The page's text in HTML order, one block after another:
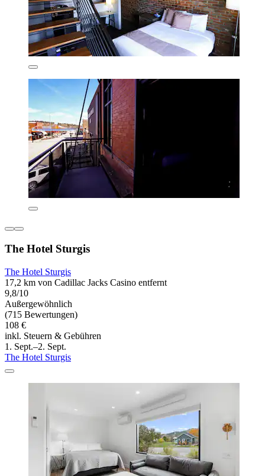
The Hotel Sturgis
The Hotel Sturgis
17,2 km von Cadillac Jacks Casino entfernt
9,8/10
Außergewöhnlich
(715 Bewertungen)
108 €
inkl. Steuern & Gebühren
1. Sept.–2. Sept.
The Hotel Sturgis